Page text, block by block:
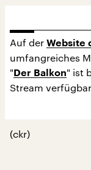
Auf der Website
umfangreiches
" Der Balkon" ist
Stream
(ckr)